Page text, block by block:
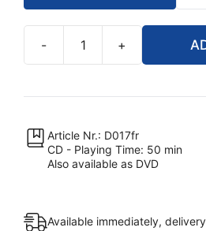
-
Floraison
Notre
quantity
+
Article Nr.: D017fr
CD - Playing Time: 50 min
Also available as DVD
Available immediately,